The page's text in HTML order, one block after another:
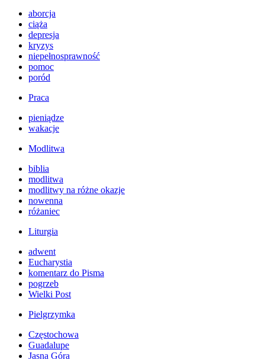
aborcja
ciąża
depresja
kryzys
niepełnosprawność
pomoc
poród
Praca
pieniądze
wakacje
Modlitwa
biblia
modlitwa
modlitwy na różne okazje
nowenna
różaniec
Liturgia
adwent
Eucharystia
komentarz do Pisma
pogrzeb
Wielki Post
Pielgrzymka
Częstochowa
Guadalupe
Jasna Góra